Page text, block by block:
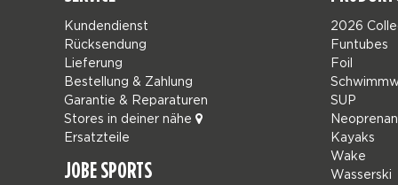
Kundendienst
Rücksendung
Lieferung
Bestellung & Zahlung
Garantie & Reparaturen
Stores in deiner nähe
Ersatzteile
JOBE SPORTS
2026
Funtubes
Foil
SUP
Kayaks
Wake
Wasserski